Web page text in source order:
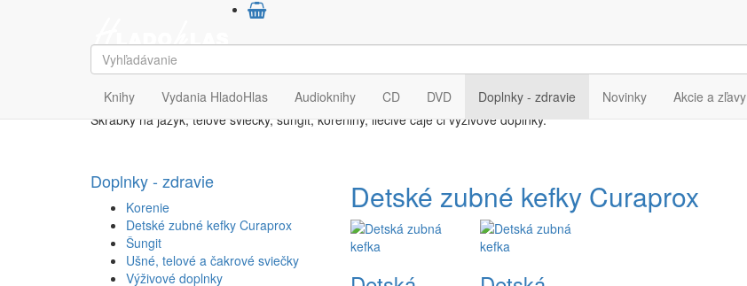
Knihy Vydania HladoHlas Audioknihy CD DVD Doplnky - zdravie Novinky Akcie a zľavy
Doplnky - zdravie
Doplnky
Škrabky na jazyk, telové sviečky, šungit, koreniny, liečivé čaje či výživové doplnky.
Doplnky - zdravie
Korenie
Detské zubné kefky Curaprox
Šungit
Ušné, telové a čakrové sviečky
Výživové doplnky
Detské zubné kefky Curaprox